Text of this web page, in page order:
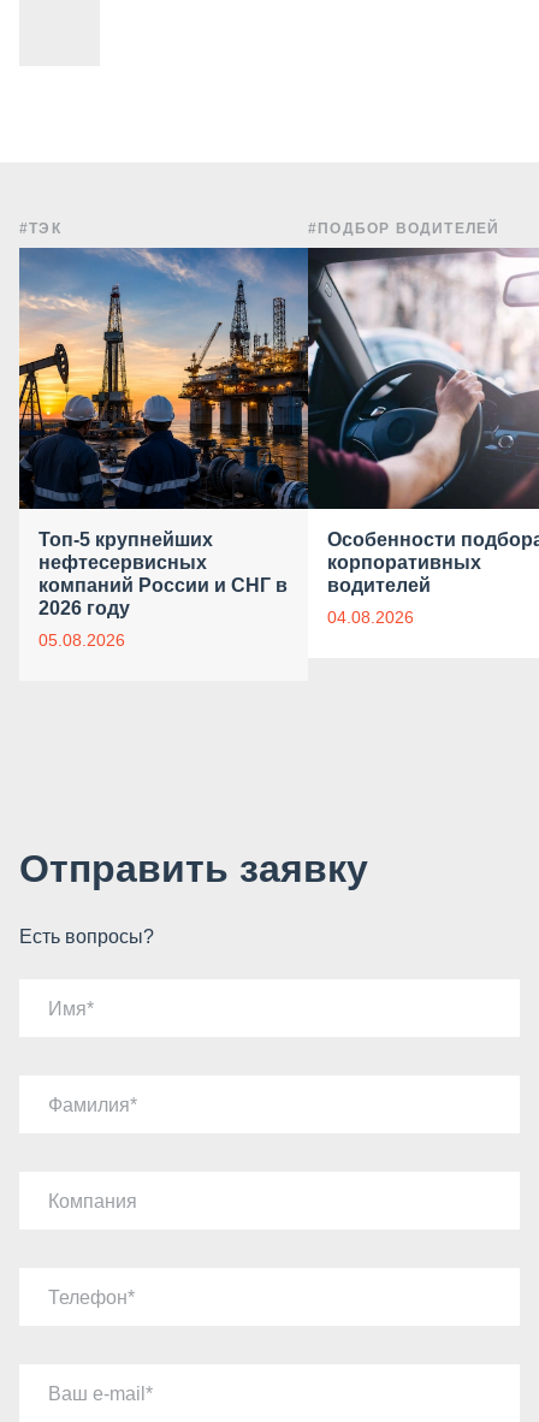
#ТЭК
Топ-5 крупнейших
нефтесервисных
компаний России и СНГ в
2026 году
05.08.2026
#ПОДБОР ВОДИТЕЛЕЙ
Особенности
корпоративных
водителей
04.08.2026
Отправить заявку
Есть вопросы?
Имя
Фамилия
Компания
Телефон
Ваш e-mail